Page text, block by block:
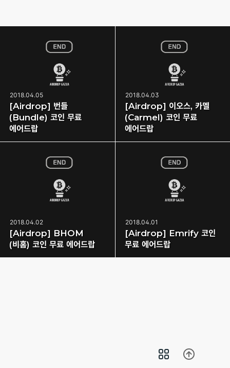
2018.04.05
[Airdrop] 번들
(Bundle) 코인 무료
에어드랍
2018.04.03
[Airdrop] 이오스, 카멜
(Carmel) 코인 무료
에어드랍
2018.04.02
[Airdrop] BHOM
(비홈) 코인 무료 에어드랍
2018.04.01
[Airdrop] Emrify 코인
무료 에어드랍